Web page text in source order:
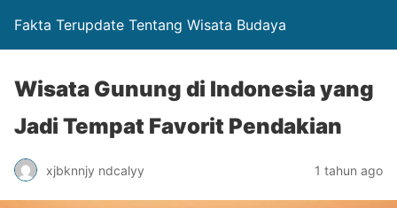
Fakta Terupdate Tentang Wisata Budaya
Wisata Gunung di Indonesia yang
Jadi Tempat Favorit Pendakian
xjbknnjy ndcalyy 1 tahun ago